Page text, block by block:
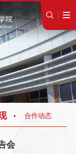
合作动态
会